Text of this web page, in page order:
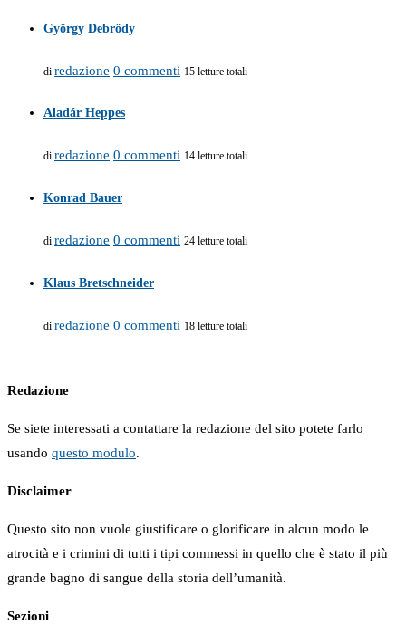
György Debrödy
di redazione 0 commenti 15 letture totali
Aladár Heppes
di redazione 0 commenti 14 letture totali
Konrad Bauer
di redazione 0 commenti 24 letture totali
Klaus Bretschneider
di redazione 0 commenti 18 letture totali
Redazione
Se siete interessati a contattare la redazione del sito potete farlo
usando questo modulo.
Disclaimer
Questo sito non vuole giustificare o glorificare in alcun modo le
atrocità e i crimini di tutti i tipi commessi in quello che è stato il più
grande bagno di sangue della storia dell’umanità.
Sezioni